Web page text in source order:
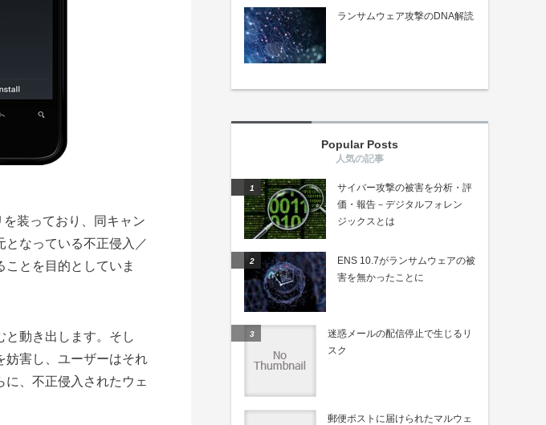
装っており、同キャン
なっている不正侵入／
とを目的としていま
と動き出します。そし
妨害し、ユーザーはそれ
、不正侵入されたウェ
ランサムウェア攻撃のDNA解読
Popular Posts
サイバー攻撃の被害を分析・評
価・報告－デジタルフォレン
ジックスとは
ENS 10.7がランサムウェアの被
害を無かったことに
迷惑メールの配信停止で生じるリ
スク
郵便ポストに届けられたマルウェ